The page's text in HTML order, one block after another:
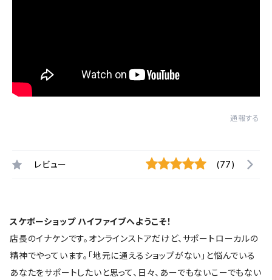
通報する
レビュー (77)
スケボーショップ ハイファイブへようこそ！
店長のイナケンです。オンラインストアだけど、サポートローカルの
精神でやっています。「地元に通えるショップがない」と悩んでいる
あなたをサポートしたいと思って、日々、あーでもないこーでもない